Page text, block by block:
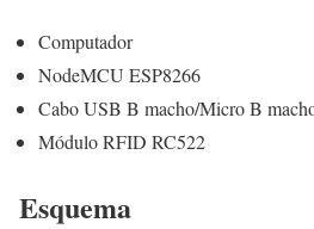
Computador
NodeMCU ESP8266
Cabo USB B macho/Micro B
Módulo RFID RC522
Esquema